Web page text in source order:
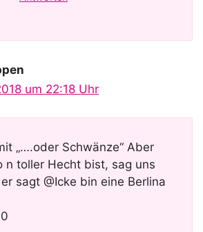
um 22:18 Uhr
„….oder Schwänze“ Aber
n toller Hecht bist, sag uns
sagt @Icke bin eine Berlina
0